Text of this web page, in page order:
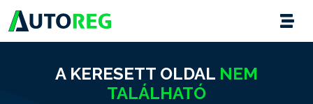
A KERESETT OLDAL NEM
TALÁLHATÓ